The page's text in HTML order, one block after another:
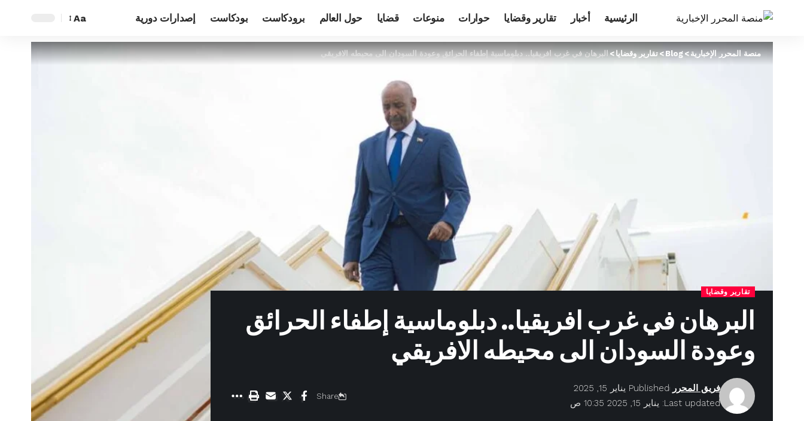
الرئيسية أخبار تقارير وقضايا حوارات منوعات قضايا حول العالم برودكاست بودكاست إصدارات دورية Aa
منصة المحرر الإخبارية>
Blog
>تقارير وقضايا>البرهان في غرب افريقيا.. دبلوماسية إطفاء الحرائق وعودة السودان الى محيطه الافريقي
تقارير وقضايا
البرهان في غرب افريقيا.. دبلوماسية إطفاء الحرائق
وعودة السودان الى محيطه الافريقي
Last updated: يناير 15, 2025 10:35 ص
فريق المحرر Published يناير 15, 2025
Share